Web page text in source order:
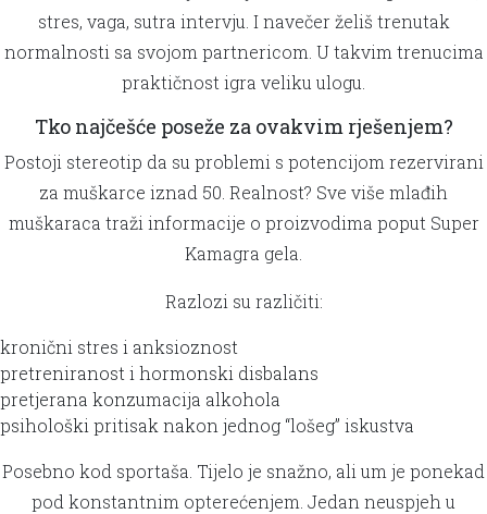
stres, vaga, sutra intervju. I navečer želiš trenutak
normalnosti sa svojom partnericom. U takvim trenucima
praktičnost igra veliku ulogu.
Tko najčešće poseže za ovakvim rješenjem?
Postoji stereotip da su problemi s potencijom rezervirani
za muškarce iznad 50. Realnost? Sve više mlađih
muškaraca traži informacije o proizvodima poput Super
Kamagra gela.
Razlozi su različiti:
kronični stres i anksioznost
pretreniranost i hormonski disbalans
pretjerana konzumacija alkohola
psihološki pritisak nakon jednog “lošeg” iskustva
Posebno kod sportaša. Tijelo je snažno, ali um je ponekad
pod konstantnim opterećenjem. Jedan neuspjeh u